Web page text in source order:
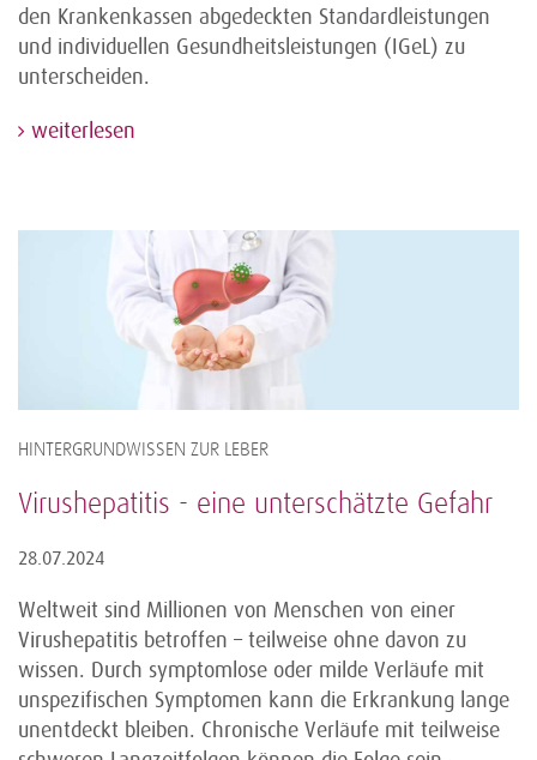
den Krankenkassen abgedeckten Standardleistungen
und individuellen Gesundheitsleistungen (IGeL) zu
unterscheiden.
weiterlesen
HINTERGRUNDWISSEN ZUR LEBER
Virushepatitis - eine unterschätzte Gefahr
28.07.2024
Weltweit sind Millionen von Menschen von einer
Virushepatitis betroffen – teilweise ohne davon zu
wissen. Durch symptomlose oder milde Verläufe mit
unspezifischen Symptomen kann die Erkrankung lange
unentdeckt bleiben. Chronische Verläufe mit teilweise